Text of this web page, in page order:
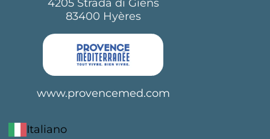
4205 Strada di Giens
83400 Hyères
www.provencemed.com
Italiano